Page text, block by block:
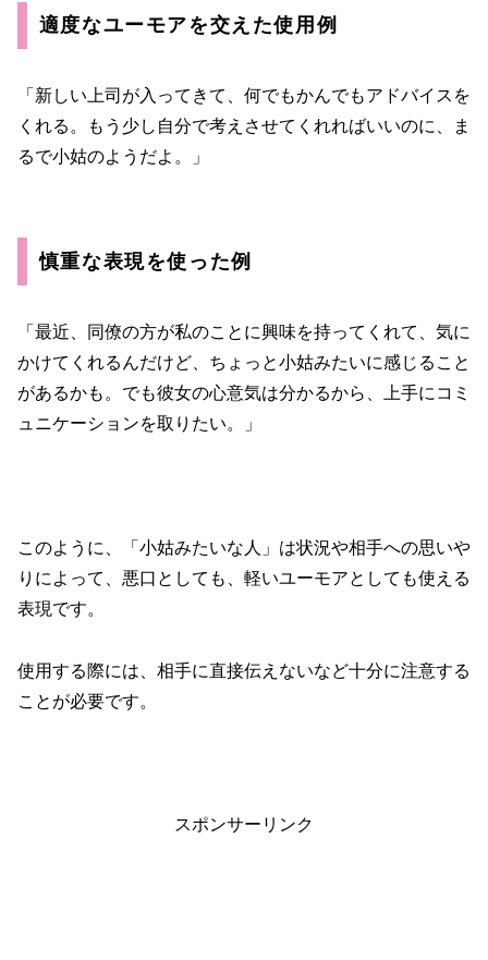
適度なユーモアを交えた使用例
「新しい上司が入ってきて、何でもかんでもアドバイスを
くれる。もう少し自分で考えさせてくれればいいのに、ま
るで小姑のようだよ。」
慎重な表現を使った例
「最近、同僚の方が私のことに興味を持ってくれて、気に
かけてくれるんだけど、ちょっと小姑みたいに感じること
があるかも。でも彼女の心意気は分かるから、上手にコミ
ュニケーションを取りたい。」
このように、「小姑みたいな人」は状況や相手への思いや
りによって、悪口としても、軽いユーモアとしても使える
表現です。
使用する際には、相手に直接伝えないなど十分に注意する
ことが必要です。
スポンサーリンク